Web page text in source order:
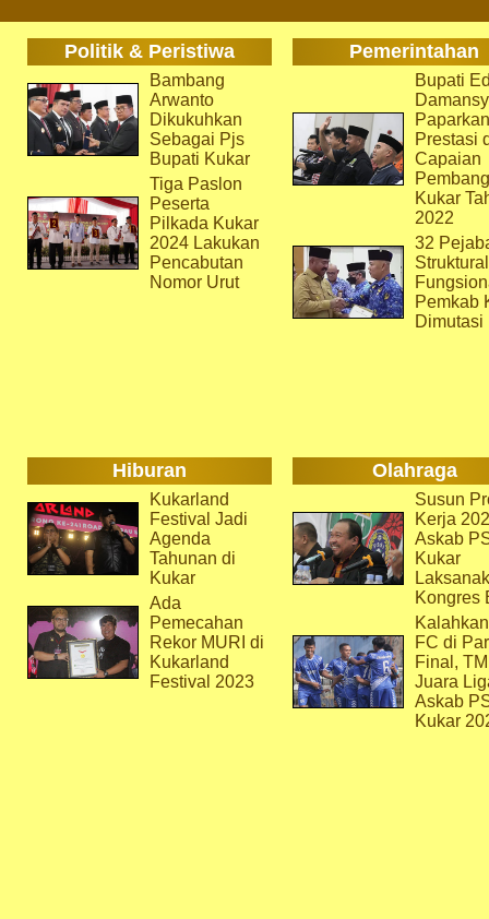
Politik & Peristiwa Pemerintahan
Bambang
Arwanto
Dikukuhkan
Sebagai Pjs
Bupati Kukar
Tiga Paslon
Peserta
Pilkada Kukar
2024 Lakukan
Pencabutan
Nomor Urut
Bupati
Paparkan
Prestasi
Capaian
Kukar
2022
32
Pemkab
Dimutasi
Hiburan Olahraga
Kukarland
Festival Jadi
Agenda
Tahunan di
Kukar
Ada
Pemecahan
Rekor MURI di
Kukarland
Festival 2023
Susun
Kerja
Askab
Kukar
Kongres
FC di
Final,
Juara
Askab
Kukar